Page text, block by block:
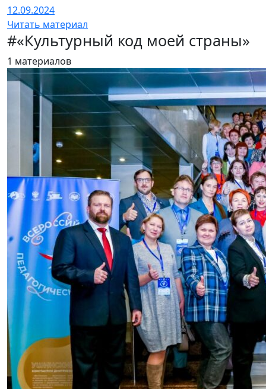
12.09.2024
Читать материал
#«Культурный код моей страны»
1 материалов